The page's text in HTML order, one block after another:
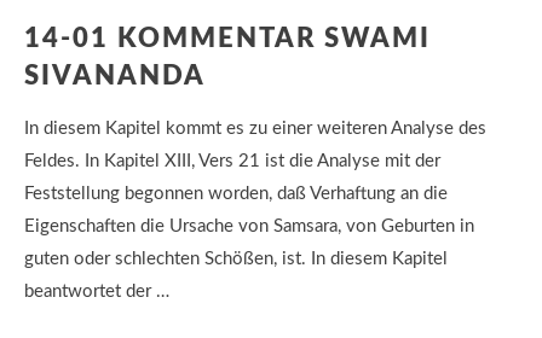
14-01 KOMMENTAR SWAMI
SIVANANDA
In diesem Kapitel kommt es zu einer weiteren Analyse des
Feldes. In Kapitel XIII, Vers 21 ist die Analyse mit der
Feststellung begonnen worden, daß Verhaftung an die
Eigenschaften die Ursache von Samsara, von Geburten in
guten oder schlechten Schößen, ist. In diesem Kapitel
beantwortet der …